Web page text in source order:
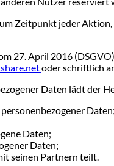
Zeitpunkt jeder
27. April 2016
oder schriftlich
Daten lädt der
Daten;
Daten;
Daten;
seinen Partnern teilt.